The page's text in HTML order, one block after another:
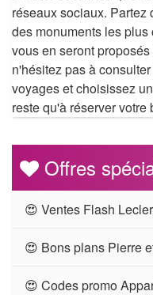
réseaux sociaux.
des monuments les
vous en seront
n'hésitez pas à
voyages et choisissez
reste qu'à réserver
Offres
😍 Ventes Flash
😍 Bons plans Pierre
😍 Codes promo